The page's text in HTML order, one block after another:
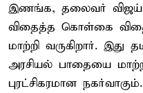
இணங்க, தலைவர் விஜய்
விதைத்த கொள்கை
மாற்றி வருகிறார். இது
அரசியல் பாதையை
புரட்சிகரமான நகர்வாகும்.